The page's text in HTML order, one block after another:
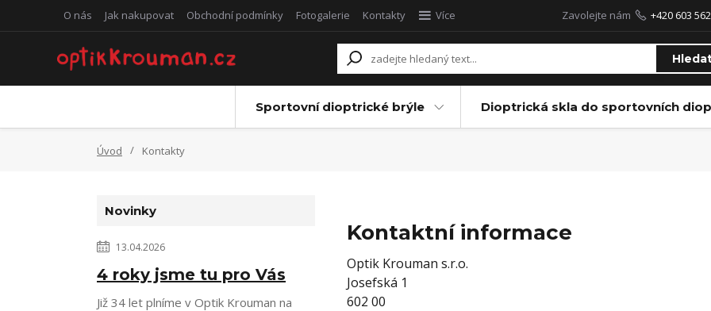
O nás Jak nakupovat Obchodní podmínky Fotogalerie Kontakty Více Zavolejte nám +420 603
Sportovní dioptrické brýle Dioptrická skla do sportovních
Úvod Kontakty
Novinky
13.04.2026
4 roky jsme tu pro Vás
Již 34 let plníme v Optik Krouman na
Kontaktní informace
Optik Krouman s.r.o.
Josefská 1
602 00